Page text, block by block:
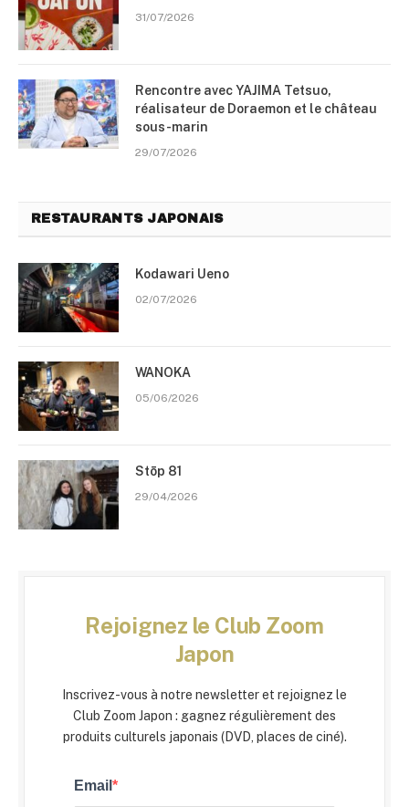
31/07/2026
Rencontre avec YAJIMA Tetsuo,
réalisateur de Doraemon et le château
sous-marin
29/07/2026
RESTAURANTS JAPONAIS
Kodawari Ueno
02/07/2026
WANOKA
05/06/2026
Stōp 81
29/04/2026
Rejoignez le Club Zoom
Japon
Inscrivez-vous à notre newsletter et rejoignez le
Club Zoom Japon : gagnez régulièrement des
produits culturels japonais (DVD, places de ciné).
Email